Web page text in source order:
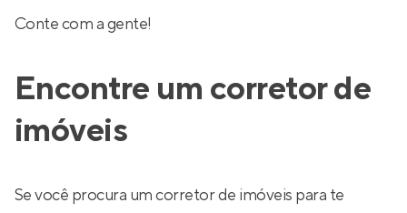
Conte com a gente!
Encontre um corretor de
imóveis
Se você procura um corretor de imóveis para te